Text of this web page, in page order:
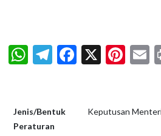
WhatsApp
Telegram
Facebook
X
Jenis/Bentuk
Peraturan
Keputusan